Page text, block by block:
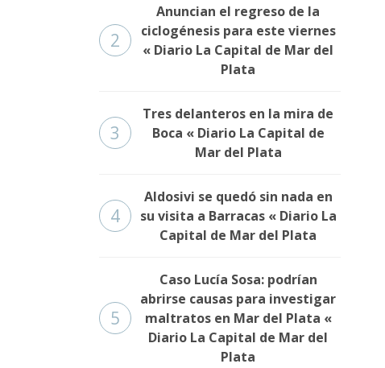
2
Anuncian el regreso de la
ciclogénesis para este viernes
« Diario La Capital de Mar del
Plata
3
Tres delanteros en la mira de
Boca « Diario La Capital de
Mar del Plata
4
Aldosivi se quedó sin nada en
su visita a Barracas « Diario La
Capital de Mar del Plata
5
Caso Lucía Sosa: podrían
abrirse causas para investigar
maltratos en Mar del Plata «
Diario La Capital de Mar del
Plata